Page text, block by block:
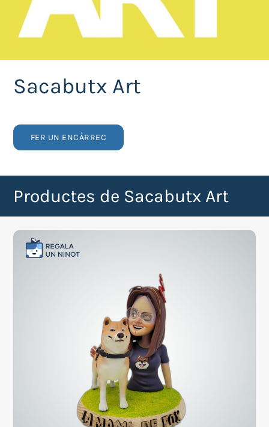
Sacabutx Art
FER UN ENCÀRREC
Productes de Sacabutx Art